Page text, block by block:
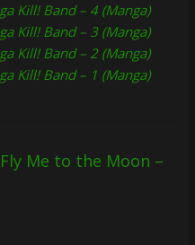
Kill! Band – 4 (Manga)
Kill! Band – 3 (Manga)
Kill! Band – 2 (Manga)
Kill! Band – 1 (Manga)
Me to the Moon –